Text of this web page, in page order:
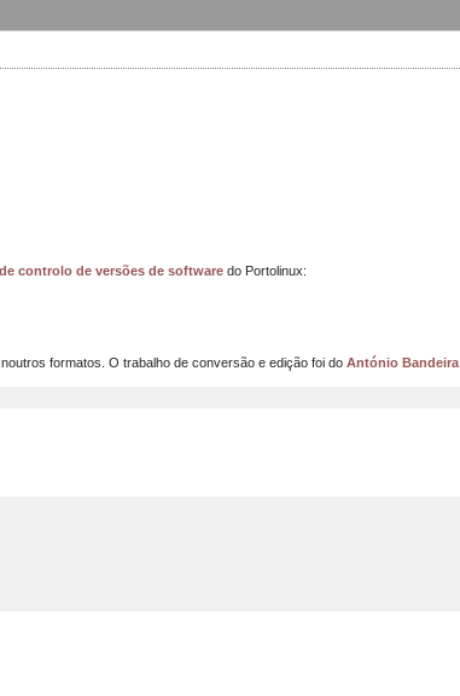
controlo de versões de softwaredo Portolinux:
formatos. O trabalho de conversão e edição foi do António Bandeira.